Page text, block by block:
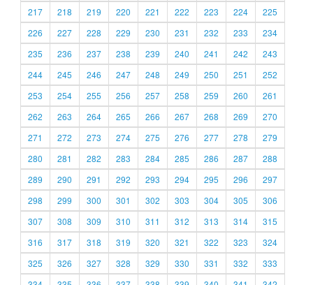
217
218 219 220 221 222 223 224
225
226
227 228 229 230 231 232 233
234
235
236 237 238 239 240 241 242
243
244
245 246 247 248 249 250 251
252
253
254 255 256 257 258 259 260
261
262
263 264 265 266 267 268 269
270
271
272 273 274 275 276 277 278
279
280
281 282 283 284 285 286 287
288
289
290 291 292 293 294 295 296
297
298
299 300 301 302 303 304 305
306
307
308 309 310 311 312 313 314
315
316
317 318 319 320 321 322 323
324
325
326 327 328 329 330 331 332
333